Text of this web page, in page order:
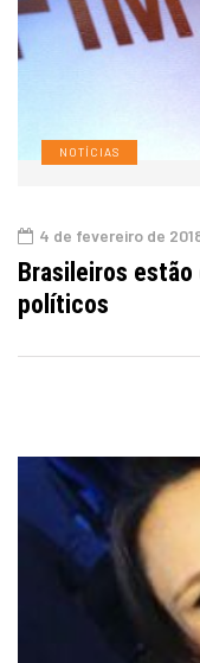
NOTÍCIAS
4 de fevereiro de
Brasileiros
políticos